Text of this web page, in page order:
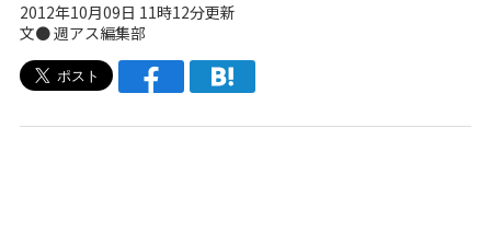
2012年10月09日 11時12分更新
文●週アス編集部